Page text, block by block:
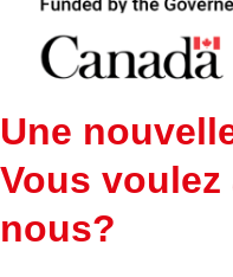
Une
Vous
nous?